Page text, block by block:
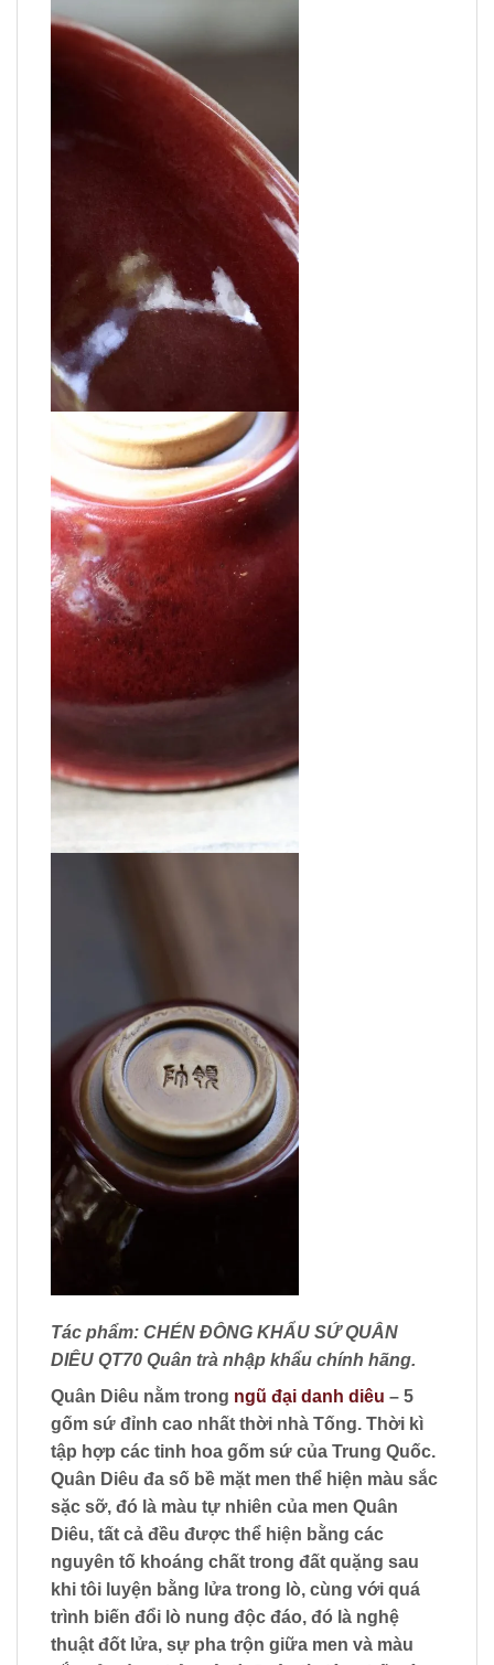
Tác phẩm: CHÉN ĐÔNG KHẨU SỨ QUÂN
DIÊU QT70 Quân trà nhập khẩu chính hãng.
Quân Diêu nằm trong ngũ đại danh diêu – 5
gốm sứ đỉnh cao nhất thời nhà Tống. Thời kì
tập hợp các tinh hoa gốm sứ của Trung Quốc.
Quân Diêu đa số bề mặt men thể hiện màu sắc
sặc sỡ, đó là màu tự nhiên của men Quân
Diêu, tất cả đều được thể hiện bằng các
nguyên tố khoáng chất trong đất quặng sau
khi tôi luyện bằng lửa trong lò, cùng với quá
trình biến đổi lò nung độc đáo, đó là nghệ
thuật đốt lửa, sự pha trộn giữa men và màu